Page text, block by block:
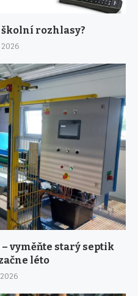
rozhlasy?
2026
vyměňte starý septik
léto
2026